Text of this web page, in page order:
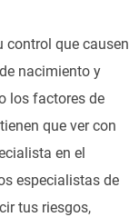
control que causen
nacimiento y
los factores de
que ver con
en el
especialistas de
tus riesgos,